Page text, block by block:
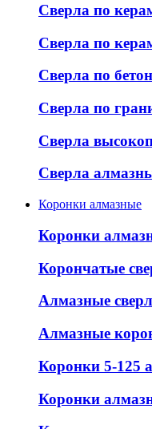
Сверла по
Сверла по
Сверла по
Сверла по
Сверла
Сверла
Коронки алмазные
Коронки
Корончатые
Алмазные
Алмазные
Коронки 5-
Коронки